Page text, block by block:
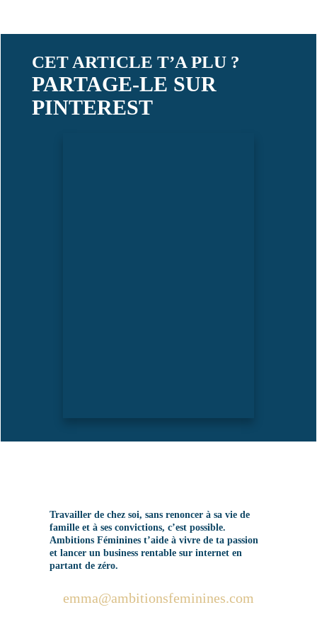
CET ARTICLE T’A PLU ?
PARTAGE-LE SUR
PINTEREST
Travailler de chez soi, sans renoncer à sa vie de
famille et à ses convictions, c’est possible.
Ambitions Féminines t’aide à vivre de ta passion
et lancer un business rentable sur internet en
partant de zéro.
emma@ambitionsfeminines.com